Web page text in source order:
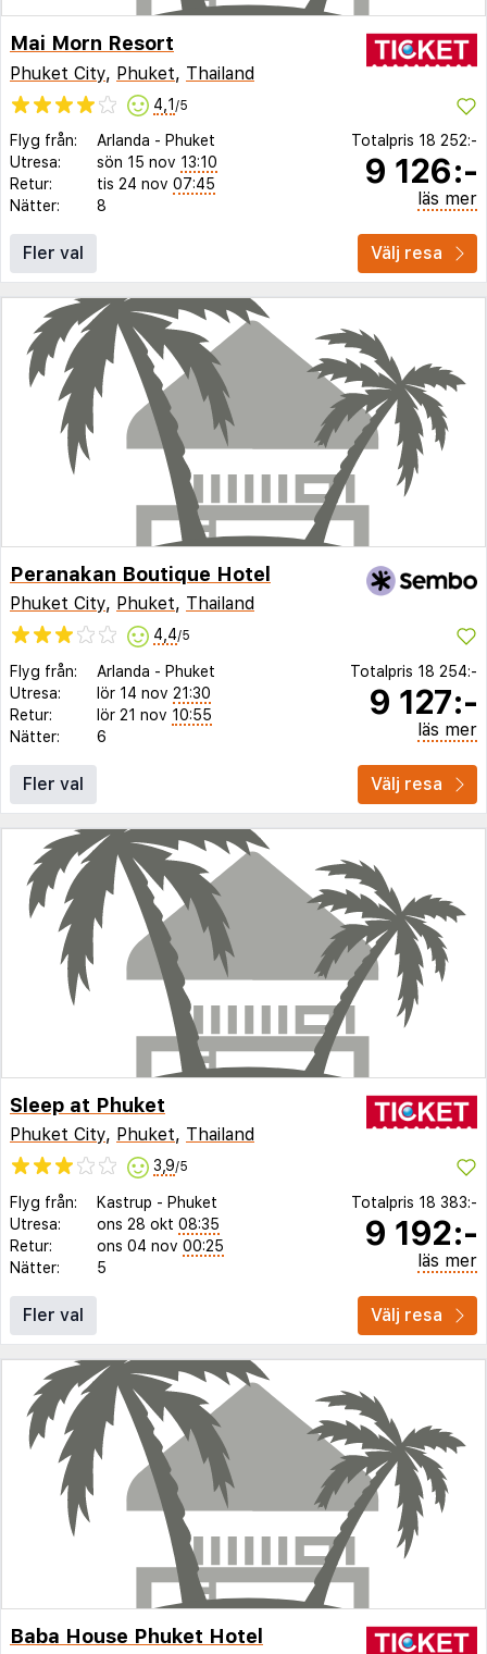
Mai Morn Resort
Phuket City, Phuket, Thailand
4,1 /5
Flyg från: Arlanda - Phuket
Utresa:
sön 15 nov 13:10
Retur:
tis 24 nov 07:45
Nätter:
8
Totalpris 18 252:-
9 126:-
läs mer
Fler val Välj resa
Peranakan Boutique Hotel
Phuket City, Phuket, Thailand
4,4/5
Flyg från: Arlanda - Phuket
Utresa:
lör 14 nov 21:30
Retur:
lör 21 nov 10:55
Nätter:
6
Totalpris 18 254:-
9 127:-
läs mer
Fler val Välj resa
Sleep at Phuket
Phuket City, Phuket, Thailand
3,9/5
Flyg från: Kastrup - Phuket
Utresa:
ons 28 okt 08:35
Retur:
ons 04 nov 00:25
Nätter:
5
Totalpris 18 383:-
9 192:-
läs mer
Fler val Välj resa
Baba House Phuket Hotel